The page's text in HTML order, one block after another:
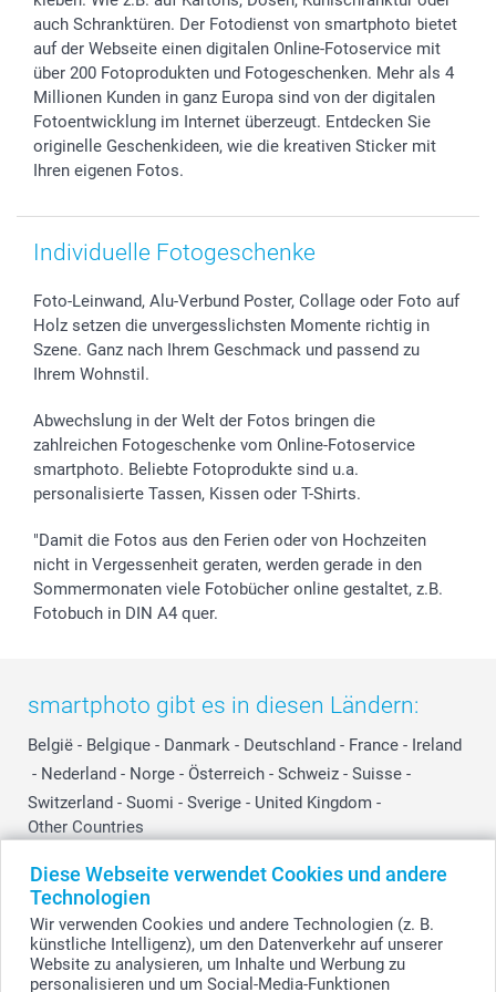
Diese Webseite verwendet Cookies und andere
Technologien
Wir verwenden Cookies und andere Technologien (z. B.
künstliche Intelligenz), um den Datenverkehr auf unserer
Website zu analysieren, um Inhalte und Werbung zu
personalisieren und um Social-Media-Funktionen
Investor Relations
B2B smartbusiness
Widerrufsrecht
Geburtstag
Geburt
Zu allen Anlässen
Zahlungsmöglichkeiten
Sitemap
Status der Bestellung
smartfriends
smartgarantie
smartbonus
auch Schranktüren. Der Fotodienst von smartphoto bietet
auf der Webseite einen digitalen Online-Fotoservice mit
über 200 Fotoprodukten und Fotogeschenken. Mehr als 4
Millionen Kunden in ganz Europa sind von der digitalen
Fotoentwicklung im Internet überzeugt. Entdecken Sie
originelle Geschenkideen, wie die kreativen Sticker mit
Ihren eigenen Fotos.
Individuelle Fotogeschenke
Foto-Leinwand, Alu-Verbund Poster, Collage oder Foto auf
Holz setzen die unvergesslichsten Momente richtig in
Szene. Ganz nach Ihrem Geschmack und passend zu
Ihrem Wohnstil.
Abwechslung in der Welt der Fotos bringen die
zahlreichen Fotogeschenke vom Online-Fotoservice
smartphoto. Beliebte Fotoprodukte sind u.a.
personalisierte Tassen, Kissen oder T-Shirts.
"Damit die Fotos aus den Ferien oder von Hochzeiten
nicht in Vergessenheit geraten, werden gerade in den
Sommermonaten viele Fotobücher online gestaltet, z.B.
Fotobuch in DIN A4 quer.
smartphoto gibt es in diesen Ländern:
België - Belgique - Danmark - Deutschland - France - Ireland
- Nederland - Norge - Österreich - Schweiz - Suisse -
Switzerland - Suomi - Sverige - United Kingdom -
Other Countries
© smartphoto Group. Alle Rechte vorbehalten.
Alle Preise verstehen sich in EURO (€) inkl. MwSt. und zzgl. Versandkosten.